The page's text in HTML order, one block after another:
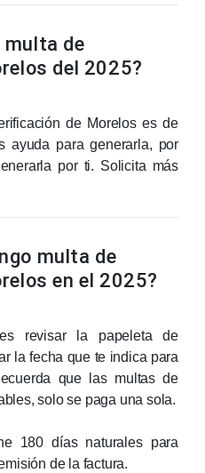
multa de
del 2025?
de Morelos es de
ayuda para generarla, por
por ti. Solicita más
multa de
en el 2025?
revisar la papeleta de
la fecha que te indica para
que las multas de
solo se paga una sola.
180 días naturales para
de la factura.